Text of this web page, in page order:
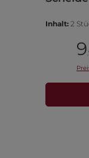
Inhalt: 2
9,